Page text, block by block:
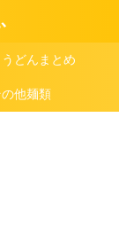
どんまとめ
の他麺類